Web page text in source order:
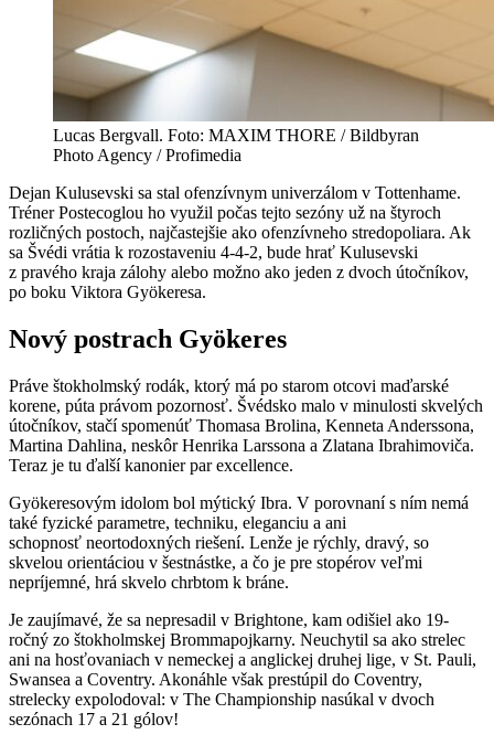
Lucas Bergvall. Foto: MAXIM THORE / Bildbyran
Photo Agency / Profimedia
Dejan Kulusevski sa stal ofenzívnym univerzálom v Tottenhame.
Tréner Postecoglou ho využil počas tejto sezóny už na štyroch
rozličných postoch, najčastejšie ako ofenzívneho stredopoliara. Ak
sa Švédi vrátia k rozostaveniu 4-4-2, bude hrať Kulusevski
z pravého kraja zálohy alebo možno ako jeden z dvoch útočníkov,
po boku Viktora Gyökeresa.
Nový postrach Gyökeres
Práve štokholmský rodák, ktorý má po starom otcovi maďarské
korene, púta právom pozornosť. Švédsko malo v minulosti skvelých
útočníkov, stačí spomenúť Thomasa Brolina, Kenneta Anderssona,
Martina Dahlina, neskôr Henrika Larssona a Zlatana Ibrahimoviča.
Teraz je tu ďalší kanonier par excellence.
Gyökeresovým idolom bol mýtický Ibra. V porovnaní s ním nemá
také fyzické parametre, techniku, eleganciu a ani
schopnosť neortodoxných riešení. Lenže je rýchly, dravý, so
skvelou orientáciou v šestnástke, a čo je pre stopérov veľmi
nepríjemné, hrá skvelo chrbtom k bráne.
Je zaujímavé, že sa nepresadil v Brightone, kam odišiel ako 19-
ročný zo štokholmskej Brommapojkarny. Neuchytil sa ako strelec
ani na hosťovaniach v nemeckej a anglickej druhej lige, v St. Pauli,
Swansea a Coventry. Akonáhle však prestúpil do Coventry,
strelecky expolodoval: v The Championship nasúkal v dvoch
sezónach 17 a 21 gólov!